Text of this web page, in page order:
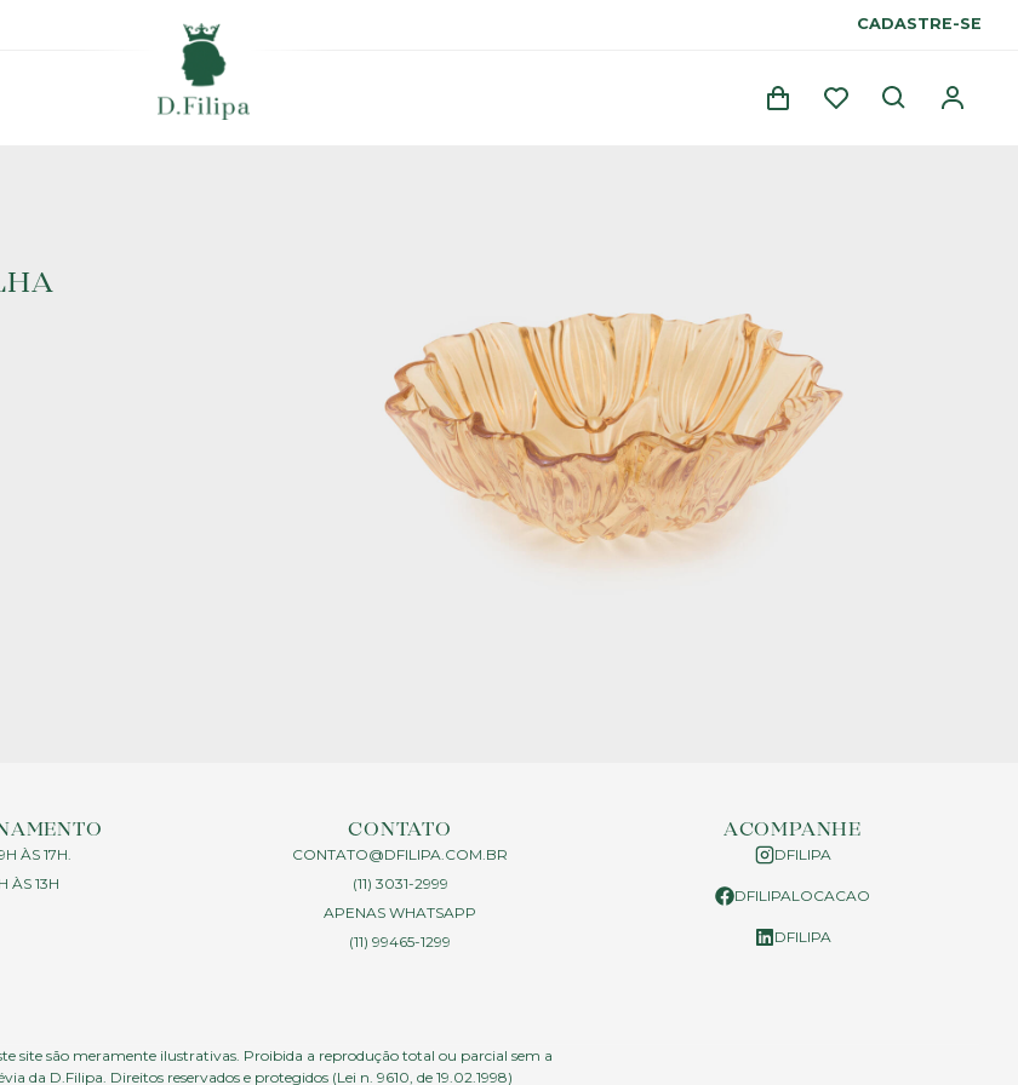
CADASTRE-SE
ÀS 17H.
ÀS 13H
CONTATO
CONTATO@DFILIPA.COM.BR
(11) 3031-2999
APENAS WHATSAPP
(11) 99465-1299
ACOMPANHE
DFILIPA
DFILIPALOCACAO
DFILIPA
site são meramente ilustrativas. Proibida a reprodução total ou parcial sem a
da D.Filipa. Direitos reservados e protegidos (Lei n. 9610, de 19.02.1998)